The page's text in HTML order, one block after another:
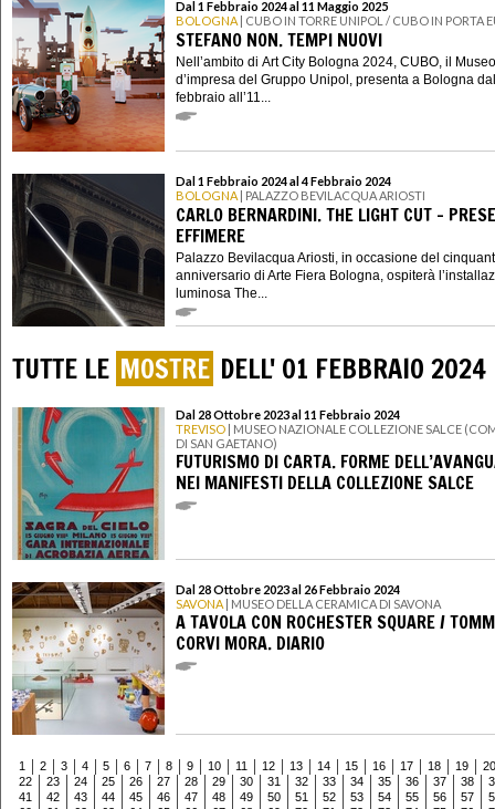
Dal 1 Febbraio 2024 al 11 Maggio 2025
BOLOGNA | CUBO IN TORRE UNIPOL / CUBO IN PORTA
STEFANO NON. TEMPI NUOVI
Nell’ambito di Art City Bologna 2024, CUBO, il Museo
d’impresa del Gruppo Unipol, presenta a Bologna
febbraio all’11...
Dal 1 Febbraio 2024 al 4 Febbraio 2024
BOLOGNA | PALAZZO BEVILACQUA ARIOSTI
CARLO BERNARDINI. THE LIGHT CUT –
EFFIMERE
Palazzo Bevilacqua Ariosti, in occasione del
anniversario di Arte Fiera Bologna, ospiterà
luminosa The...
TUTTE LE MOSTRE DELL' 01 FEBBRAIO 2024
Dal 28 Ottobre 2023 al 11 Febbraio 2024
TREVISO | MUSEO NAZIONALE COLLEZIONE SALCE
DI SAN GAETANO)
FUTURISMO DI CARTA. FORME
NEI MANIFESTI DELLA COLLEZIONE SALCE
Dal 28 Ottobre 2023 al 26 Febbraio 2024
SAVONA | MUSEO DELLA CERAMICA DI SAVONA
A TAVOLA CON ROCHESTER SQUARE /
CORVI MORA. DIARIO
1 2 3 4 5 6 7 8 9 10 11 12 13 14 15 16 17 18 19
20
22
23 24 25 26 27 28 29 30 31 32 33 34 35 36 37 38
41
42 43 44 45 46 47 48 49 50 51 52 53 54 55 56 57